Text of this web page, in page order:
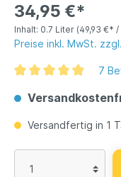
34,95 €*
Inhalt: 0.7 Liter (49,93 €* /
Preise inkl. MwSt.
7
Versandfertig in 1